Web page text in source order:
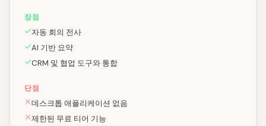
장점
자동 회의 전사
AI 기반 요약
CRM 및 협업 도구와 통합
단점
데스크톱 애플리케이션 없음
제한된 무료 티어 기능